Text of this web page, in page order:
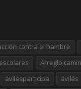
contra el hambre
Arreglo
avilesparticipa avilés